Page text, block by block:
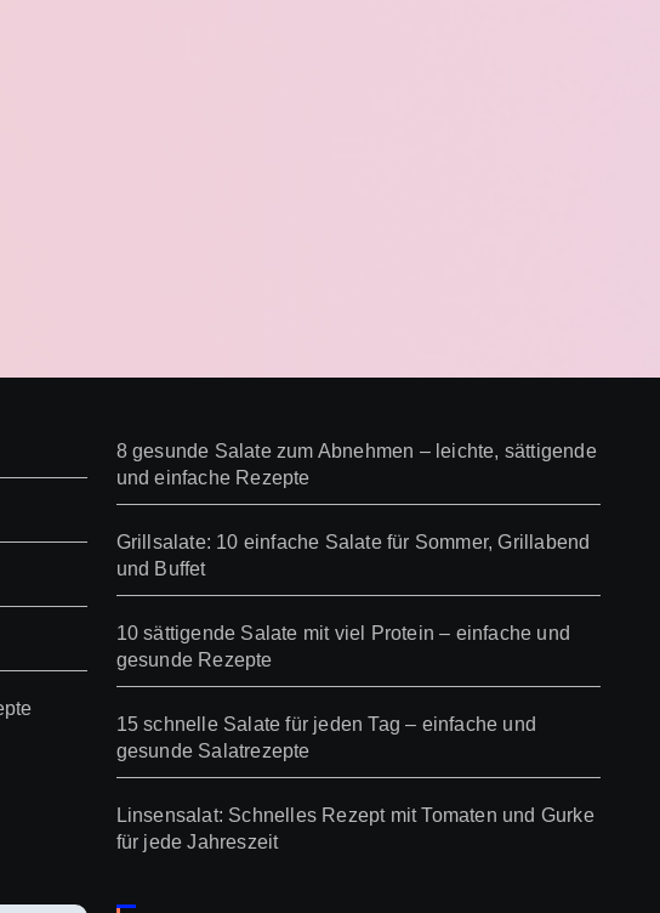
8 gesunde Salate zum Abnehmen – leichte, sättigende
und einfache Rezepte
Grillsalate: 10 einfache Salate für Sommer, Grillabend
und Buffet
10 sättigende Salate mit viel Protein – einfache und
gesunde Rezepte
15 schnelle Salate für jeden Tag – einfache und
gesunde Salatrezepte
Linsensalat: Schnelles Rezept mit Tomaten und Gurke
für jede Jahreszeit